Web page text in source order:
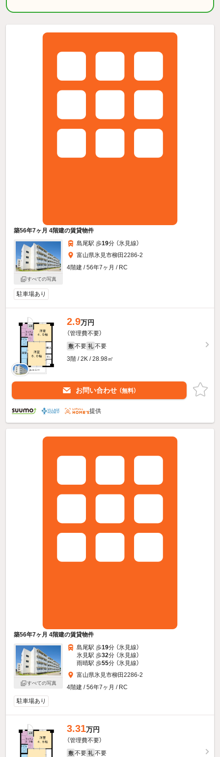
築56年7ヶ月 4階建の賃貸物件
すべての写真
島尾駅 歩19分 （氷見線）
富山県氷見市柳田2286-2
4階建 / 56年7ヶ月 / RC
駐車場あり
2.9万円
（管理費不要）
敷 不要 礼 不要
3階 / 2K / 28.98㎡
お問い合わせ （無料）
提供
築56年7ヶ月 4階建の賃貸物件
すべての写真
島尾駅 歩19分 （氷見線）
氷見駅 歩32分 （氷見線）
雨晴駅 歩55分 （氷見線）
富山県氷見市柳田2286-2
4階建 / 56年7ヶ月 / RC
駐車場あり
3.31万円
（管理費不要）
敷 不要 礼 不要